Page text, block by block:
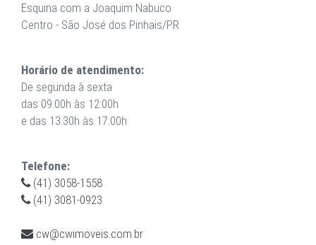
Esquina com a Joaquim Nabuco
Centro - São José dos Pinhais/PR
Horário de atendimento:
De segunda à sexta
das 09:00h às 12:00h
e das 13:30h às 17:00h
Telefone:
(41) 3058-1558
(41) 3081-0923
cw@cwimoveis.com.br